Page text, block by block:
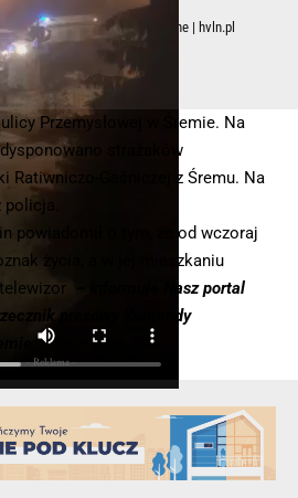
Przemysłowej w Śremie. Na
strażaków
Ratiwniczo-Gaśniczej z Śremu. Na
powiadomił o tym, że od wczoraj
życia, a w jej mieszkaniu
– Informuje Nasz portal
prasowy Komendy
- Reklama -
Wszelkie prawa zastrzeżone | hvln.pl